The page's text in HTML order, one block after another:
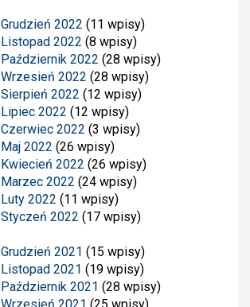
Grudzień 2022 (11 wpisy)
Listopad 2022 (8 wpisy)
Październik 2022 (28 wpisy)
Wrzesień 2022 (28 wpisy)
Sierpień 2022 (12 wpisy)
Lipiec 2022 (12 wpisy)
Czerwiec 2022 (3 wpisy)
Maj 2022 (26 wpisy)
Kwiecień 2022 (26 wpisy)
Marzec 2022 (24 wpisy)
Luty 2022 (11 wpisy)
Styczeń 2022 (17 wpisy)
Grudzień 2021 (15 wpisy)
Listopad 2021 (19 wpisy)
Październik 2021 (28 wpisy)